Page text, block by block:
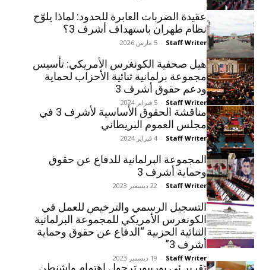
عقيدة الضربات العابرة للحدود: لماذا يلوّح
نظام طهران باستهداف أشرف 3؟
Staff Writer
- 5 مارس 2026
هيل صحفية الكونغرس الأمريكي: تأسيس
مجموعة برلمانية ثنائية الأحزاب لحماية
ودعم حقوق أشرف 3
Staff Writer
- 5 فبراير 2024
مناقشة الحقوق الأساسية لأشرف 3 في
مجلس العموم البريطاني
Staff Writer
- 4 فبراير 2024
المجموعة البرلمانية للدفاع عن حقوق
وحماية أشرف 3
Staff Writer
- 22 ديسمبر 2023
التسجيل الرسمي والترخيص للعمل في
الكونغرس الأمريكي للمجموعة البرلمانية
الثنائية الحزبية “الدفاع عن حقوق وحماية
أشرف 3”
Staff Writer
- 19 ديسمبر 2023
تقرير ئی یوریپورترحول اهتمام واشنطن